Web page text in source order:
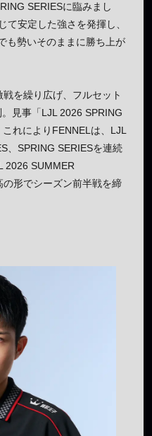
SERIESに臨みまし
て安定した強さを発揮し、
も勢いそのままに勝ち上が
を繰り広げ、フルセット
見事「LJL 2026 SPRING
れによりFENNELは、LJL
、SPRING SERIESを連続
2026 SUMMER
形でシーズン前半戦を締